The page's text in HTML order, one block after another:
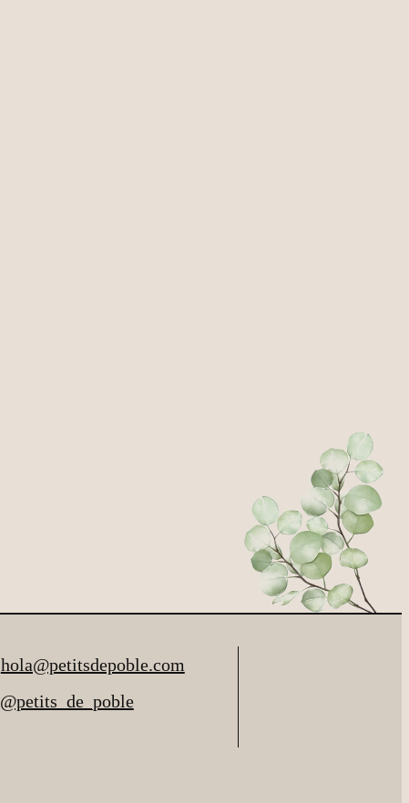
hola@petitsdepoble.com
@petits_de_poble